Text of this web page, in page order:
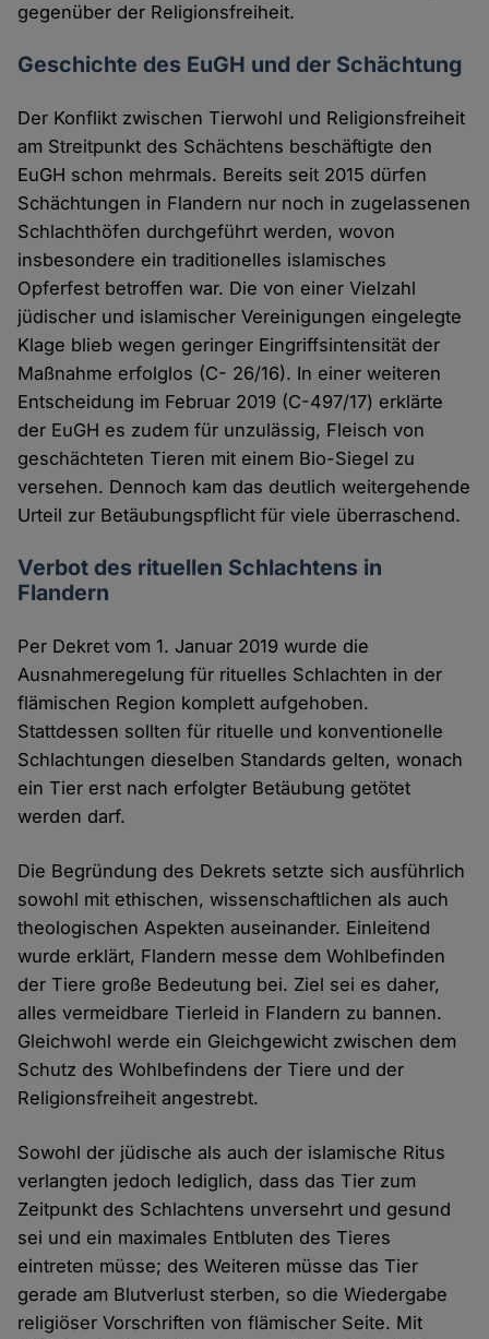
gegenüber der Religionsfreiheit.
Geschichte des EuGH und der Schächtung
Der Konflikt zwischen Tierwohl und Religionsfreiheit
am Streitpunkt des Schächtens beschäftigte den
EuGH schon mehrmals. Bereits seit 2015 dürfen
Schächtungen in Flandern nur noch in zugelassenen
Schlachthöfen durchgeführt werden, wovon
insbesondere ein traditionelles islamisches
Opferfest betroffen war. Die von einer Vielzahl
jüdischer und islamischer Vereinigungen eingelegte
Klage blieb wegen geringer Eingriffsintensität der
Maßnahme erfolglos (C- 26/16). In einer weiteren
Entscheidung im Februar 2019 (C-497/17) erklärte
der EuGH es zudem für unzulässig, Fleisch von
geschächteten Tieren mit einem Bio-Siegel zu
versehen. Dennoch kam das deutlich weitergehende
Urteil zur Betäubungspflicht für viele überraschend.
Verbot des rituellen Schlachtens in
Flandern
Per Dekret vom 1. Januar 2019 wurde die
Ausnahmeregelung für rituelles Schlachten in der
flämischen Region komplett aufgehoben.
Stattdessen sollten für rituelle und konventionelle
Schlachtungen dieselben Standards gelten, wonach
ein Tier erst nach erfolgter Betäubung getötet
werden darf.
Die Begründung des Dekrets setzte sich ausführlich
sowohl mit ethischen, wissenschaftlichen als auch
theologischen Aspekten auseinander. Einleitend
wurde erklärt, Flandern messe dem Wohlbefinden
der Tiere große Bedeutung bei. Ziel sei es daher,
alles vermeidbare Tierleid in Flandern zu bannen.
Gleichwohl werde ein Gleichgewicht zwischen dem
Schutz des Wohlbefindens der Tiere und der
Religionsfreiheit angestrebt.
Sowohl der jüdische als auch der islamische Ritus
verlangten jedoch lediglich, dass das Tier zum
Zeitpunkt des Schlachtens unversehrt und gesund
sei und ein maximales Entbluten des Tieres
eintreten müsse; des Weiteren müsse das Tier
gerade am Blutverlust sterben, so die Wiedergabe
religiöser Vorschriften von flämischer Seite. Mit